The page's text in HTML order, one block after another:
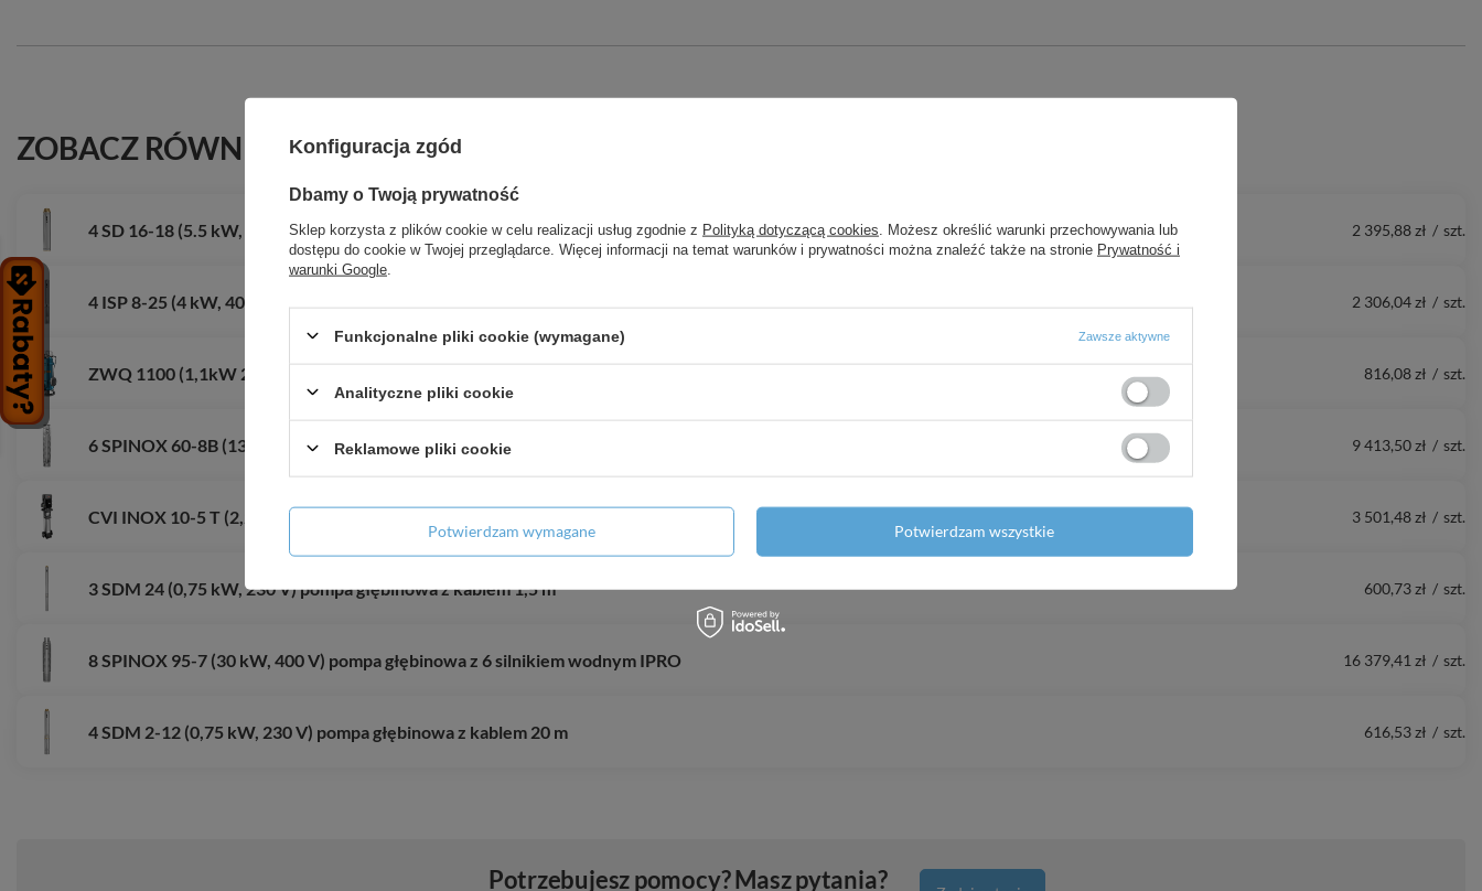
ZOBACZ RÓWNIEŻ
4 SD 16-18 (5.5 kW, 400 V) pompa głębinowa z silnikiem IBO ITALY 2 395,88 zł / szt.
4 ISP 8-25 (4 kW, 400 V) pompa głębinowa z kablem 20 m 2 306,04 zł / szt.
ZWQ 1100 (1,1kW 230V) pompa zatapialna z rozdrabniaczem z pływakiem 816,08 zł / szt.
6 SPINOX 60-8B (13 kW, 400 V) pompa głębinowa z silnikiem wodnym IPRO 9 413,50 zł / szt.
CVI INOX 10-5 T (2,2 kW, 400 V, IE3) pompa pionowa 3 501,48 zł / szt.
3 SDM 24 (0,75 kW, 230 V) pompa głębinowa z kablem 1,5 m 600,73 zł / szt.
8 SPINOX 95-7 (30 kW, 400 V) pompa głębinowa z 6 silnikiem wodnym IPRO 16 379,41 zł / szt.
4 SDM 2-12 (0,75 kW, 230 V) pompa głębinowa z kablem 20 m 616,53 zł / szt.
Potrzebujesz pomocy? Masz pytania?
Konfiguracja zgód
Dbamy o Twoją prywatność
Sklep korzysta z plików cookie w celu realizacji usług zgodnie z Polityką dotyczącą cookies . Możesz określić warunki przechowywania lub
dostępu do cookie w Twojej przeglądarce. Więcej informacji na temat warunków i prywatności można znaleźć także na stronie Prywatność i
warunki Google
Funkcjonalne pliki cookie (wymagane) Zawsze aktywne
Analityczne pliki cookie
Reklamowe pliki cookie
Potwierdzam wymagane Potwierdzam wszystkie